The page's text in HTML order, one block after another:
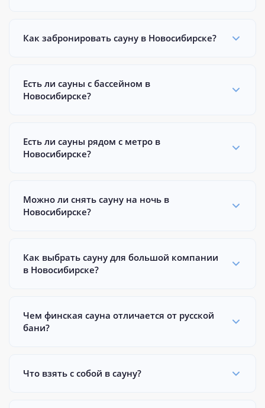
Как забронировать сауну в Новосибирске?
Есть ли сауны с бассейном в
Новосибирске?
Есть ли сауны рядом с метро в
Новосибирске?
Можно ли снять сауну на ночь в
Новосибирске?
Как выбрать сауну для большой компании
в Новосибирске?
Чем финская сауна отличается от русской
бани?
Что взять с собой в сауну?